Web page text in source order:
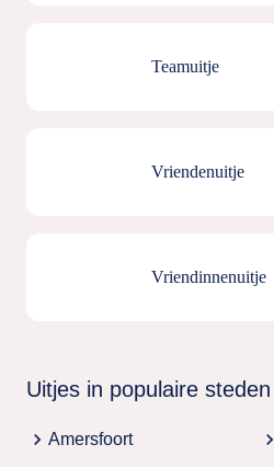
Teamuitje
Vriendenuitje
Vriendinnenuitje
Uitjes in populaire steden
chevron_right Amersfoort chevron_right